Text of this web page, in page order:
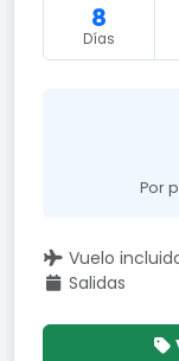
8
Días
Por
Vuelo
Salidas